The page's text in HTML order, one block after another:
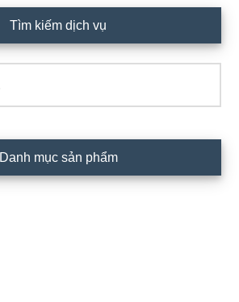
Tìm kiếm dịch vụ
Danh mục sản phẩm